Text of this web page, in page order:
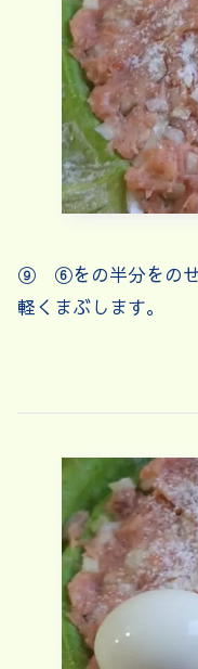
⑨ ⑥をの半分をのせ
軽くまぶします。